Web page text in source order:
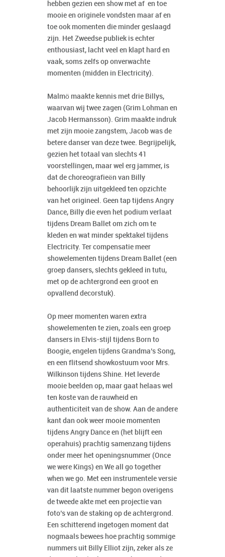
hebben gezien een show met af en toe
mooie en originele vondsten maar af en
toe ook momenten die minder geslaagd
zijn. Het Zweedse publiek is echter
enthousiast, lacht veel en klapt hard en
vaak, soms zelfs op onverwachte
momenten (midden in Electricity).
Malmö maakte kennis met drie Billys,
waarvan wij twee zagen (Grim Lohman en
Jacob Hermansson). Grim maakte indruk
met zijn mooie zangstem, Jacob was de
betere danser van deze twee. Begrijpelijk,
gezien het totaal van slechts 41
voorstellingen, maar wel erg jammer, is
dat de choreografieën van Billy
behoorlijk zijn uitgekleed ten opzichte
van het origineel. Geen tap tijdens Angry
Dance, Billy die even het podium verlaat
tijdens Dream Ballet om zich om te
kleden en wat minder spektakel tijdens
Electricity. Ter compensatie meer
showelementen tijdens Dream Ballet (een
groep dansers, slechts gekleed in tutu,
met op de achtergrond een groot en
opvallend decorstuk).
Op meer momenten waren extra
showelementen te zien, zoals een groep
dansers in Elvis-stijl tijdens Born to
Boogie, engelen tijdens Grandma’s Song,
en een flitsend showkostuum voor Mrs.
Wilkinson tijdens Shine. Het leverde
mooie beelden op, maar gaat helaas wel
ten koste van de rauwheid en
authenticiteit van de show. Aan de andere
kant dan ook weer mooie momenten
tijdens Angry Dance en (het blijft een
operahuis) prachtig samenzang tijdens
onder meer het openingsnummer (Once
we were Kings) en We all go together
when we go. Met een instrumentele versie
van dit laatste nummer begon overigens
de tweede akte met een projectie van
foto’s van de staking op de achtergrond.
Een schitterend ingetogen moment dat
nogmaals bewees hoe prachtig sommige
nummers uit Billy Elliot zijn, zeker als ze